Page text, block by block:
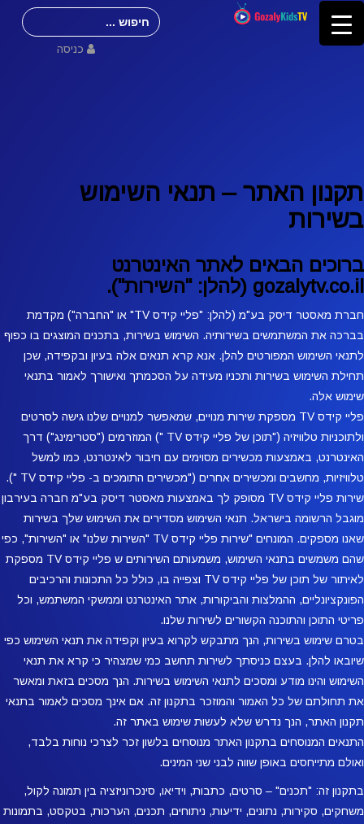
כניסה
תקנון האתר – תנאי השימוש
בשירות
ברוכים הבאים לאתר האינטרנט
gozalytv.co.il (להלן: "השירות").
חברת מאסטר דיסק בע"מ (להלן: "פליי קידס TV" או "החברה") מקדמת
בברכה את המשתמשים בשירותיה. השימוש בשירות, בתכנים המוצגים בו כפוף
לתנאי השימוש המפורטים להלן. אנא קרא תנאים אלה בעיון ובקפידה, שכן
תחילת השימוש בשירות ותכניו מעידה על הסכמתך ואישורך לאמור בתנאי
שימוש אלה.
פליי קידס TV מספקת שירות מנויים, שמאפשר למנויים שלנו גישה לסרטים
ולתוכניות טלוויזיה ("תוכן של פליי קידס TV ") המוזרמים ("סטרימינג") דרך
האינטרנט, באמצעות מכשירים מסוימים עם חיבור לאינטרנט, כמו למשל
טלוויזיות, מחשבים ומכשירים אחרים ("מכשירים התומכים ב- פליי קידס TV ").
שירות פליי קידס TV מסופק לך באמצעות מאסטר דיסק בע"מ חברה בעירבון
מוגבל הרשומה בישראל. תנאי השימוש מסדירים את השימוש שלך בשירות
שאנו מספקים. המונחים "שירות פליי קידס TV "השירות שלנו" או "השירות", כפי
שהם משמשים בתנאי השימוש, משמעותם השירותים ש פליי קידס TV מספקת
לאיתור של תוכן של פליי קידס TV וצפייה בו, כולל כל התכונות והרכיבים
הפונקציונליים, ההמלצות והביקורות, אתר האינטרנט וממשקי המשתמש, וכל
פריטי התוכן והתוכנה הקשורים לשירות שלנו.
בטרם שימוש בשירות, הנך מתבקש לקרוא בעיון וקפידה את תנאי השימוש כפי
שיובאו להלן. בעצם כניסתך לשירות תחשב כמי שמצהיר כי קרא את תנאי
השימוש והינו מודע ומסכים לתנאי השימוש בשירות. הנך מסכים בזאת ומאשר
את תחולתם של כל האמור והמוזכר בתקנון זה. אם אינך מסכים לאמור בתנאי
תקנון האתר, הנך נדרש שלא לעשות שימוש באתר זה.
התנאים המנוסחים בתקנון האתר מנוסחים בלשון זכר לצרכי נוחות בלבד,
ואולם מתייחסים באופן שווה לבני שני המינים.
בתקנון זה: "תכנים" – סרטים, כתבות, וידיאו, סינכרוניזציה בין תמונה לקול,
משחקים, סקירות, נתונים, ידיעות, ניתוחים, תכנים, הערכות, בטקסט, בתמונות